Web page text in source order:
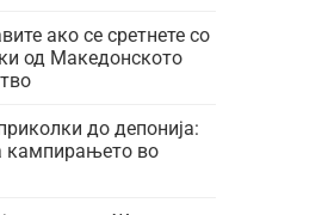
ако се сретнете со
од Македонското
до депонија:
кампирањето во